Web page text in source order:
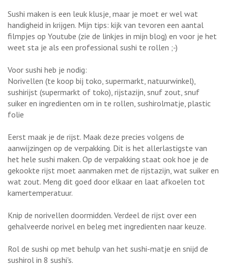
Sushi maken is een leuk klusje, maar je moet er wel wat
handigheid in krijgen. Mijn tips: kijk van tevoren een aantal
filmpjes op Youtube (zie de linkjes in mijn blog) en voor je het
weet sta je als een professional sushi te rollen ;-)
Voor sushi heb je nodig:
Norivellen (te koop bij toko, supermarkt, natuurwinkel),
sushirijst (supermarkt of toko), rijstazijn, snuf zout, snuf
suiker en ingredienten om in te rollen, sushirolmatje, plastic
folie
Eerst maak je de rijst. Maak deze precies volgens de
aanwijzingen op de verpakking. Dit is het allerlastigste van
het hele sushi maken. Op de verpakking staat ook hoe je de
gekookte rijst moet aanmaken met de rijstazijn, wat suiker en
wat zout. Meng dit goed door elkaar en laat afkoelen tot
kamertemperatuur.
Knip de norivellen doormidden. Verdeel de rijst over een
gehalveerde norivel en beleg met ingredienten naar keuze.
Rol de sushi op met behulp van het sushi-matje en snijd de
sushirol in 8 sushi's.